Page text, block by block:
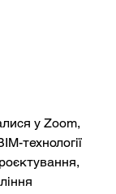
у Zoom,
технології